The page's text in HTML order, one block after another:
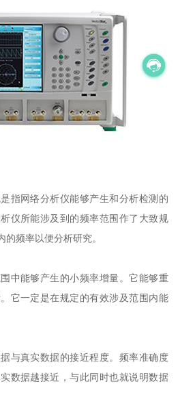
指网络分析仪能够产生和分析检测的
仪所能涉及到的频率范围作了大致规
频率以便分析研究。
中能够产生的小频率增量。它能够重
它一定是在规定的有效涉及范围内能
与真实数据的接近程度。频率准确度
数据越接近，与此同时也就说明数据